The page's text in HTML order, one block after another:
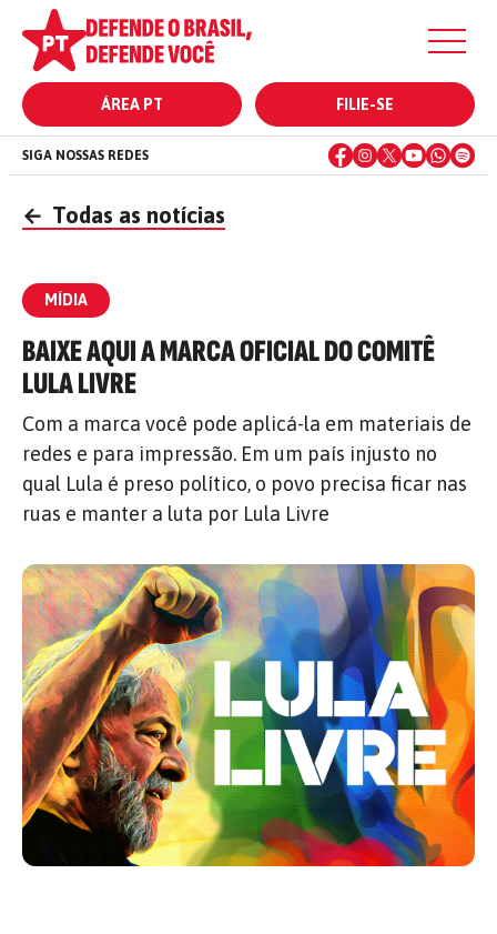
ÁREA PT FILIE-SE
SIGA NOSSAS REDES
← Todas as notícias
MÍDIA
BAIXE AQUI A MARCA OFICIAL DO COMITÊ
LULA LIVRE
Com a marca você pode aplicá-la em materiais de
redes e para impressão. Em um país injusto no
qual Lula é preso político, o povo precisa ficar nas
ruas e manter a luta por Lula Livre